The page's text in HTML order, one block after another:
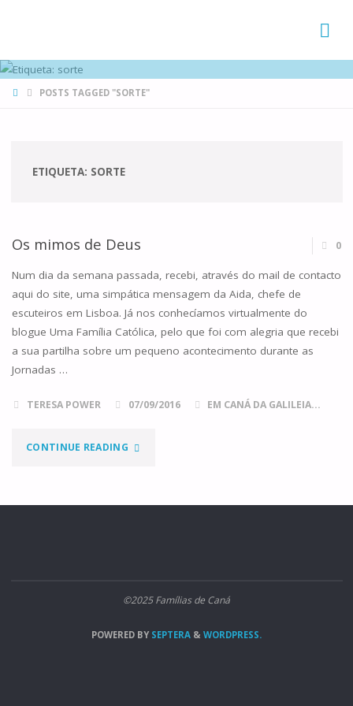
HOMEPOSTS TAGGED "SORTE"
ETIQUETA: SORTE
Os mimos de Deus 0
Num dia da semana passada, recebi, através do mail de contacto
aqui do site, uma simpática mensagem da Aida, chefe de
escuteiros em Lisboa. Já nos conhecíamos virtualmente do
blogue Uma Família Católica, pelo que foi com alegria que recebi
a sua partilha sobre um pequeno acontecimento durante as
Jornadas …
TERESA POWER 07/09/2016 EM CANÁ DA GALILEIA...
CONTINUE READING"OS
DE
©2025 Famílias de Caná
POWERED BYSEPTERA & WORDPRESS.